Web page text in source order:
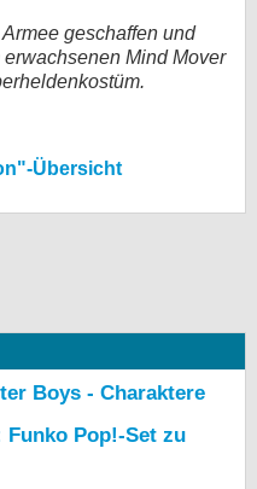
geschaffen und
Mind Mover
Übersicht
Boys - Charaktere
Pop!-Set zu